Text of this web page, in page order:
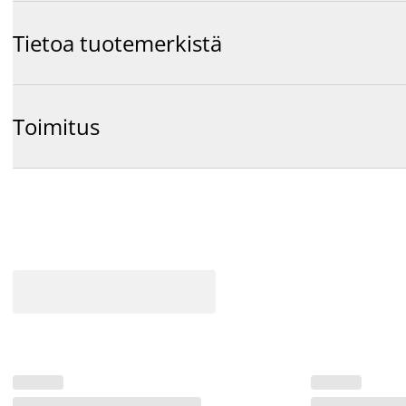
Tietoa tuotemerkistä
Toimitus